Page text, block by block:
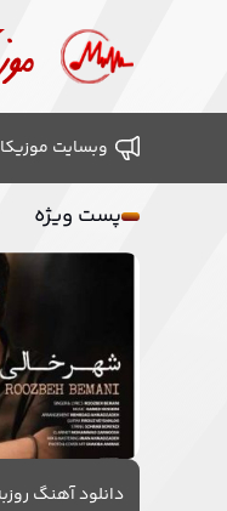
وبسایت
پست ویژه
دانلود آهنگ